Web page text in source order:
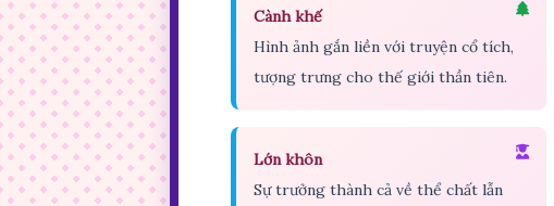
Cành khế
Hình ảnh gắn liền với truyện cổ tích,
tượng trưng cho thế giới thần tiên.
Lớn khôn
Sự trưởng thành cả về thể chất lẫn